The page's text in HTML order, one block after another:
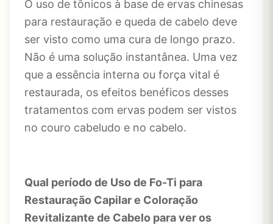
O uso de tônicos à base de ervas chinesas
para restauração e queda de cabelo deve
ser visto como uma cura de longo prazo.
Não é uma solução instantânea. Uma vez
que a essência interna ou força vital é
restaurada, os efeitos benéficos desses
tratamentos com ervas podem ser vistos
no couro cabeludo e no cabelo.
Qual período de Uso de Fo-Ti para
Restauração Capilar e Coloração
Revitalizante de Cabelo para ver os